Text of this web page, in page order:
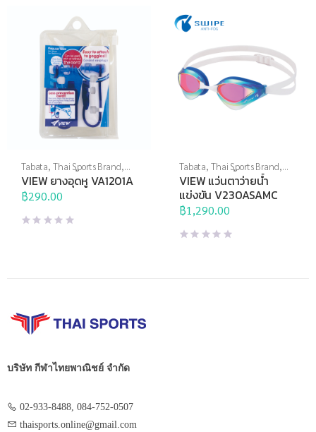
Tabata, Thai Sports Brand,
View,กีฬาทางน้ำ, อุปกรณ์ทาง
น้ำอื่นๆ
VIEW ยางอุดหู VA1201A
฿290.00
Tabata, Thai Sports Brand,
View,กีฬาทางน้ำ,แว่นตาว่าย
น้ำ,แว่นตาว่ายน้ำแข่งขัน
VIEW แว่นตาว่ายน้ำ
แข่งขัน V230ASAMC
฿1,290.00
บริษัท กีฬาไทยพาณิชย์ จำกัด
02-933-8488, 084-752-0507
thaisports.online@gmail.com